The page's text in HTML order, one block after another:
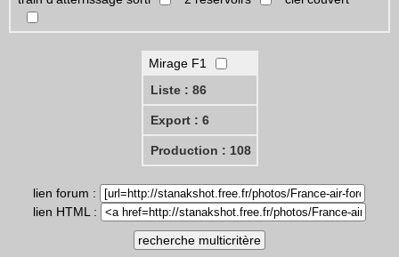
Mirage F1
Liste : 86
Export : 6
Production : 108
lien forum :
lien HTML :